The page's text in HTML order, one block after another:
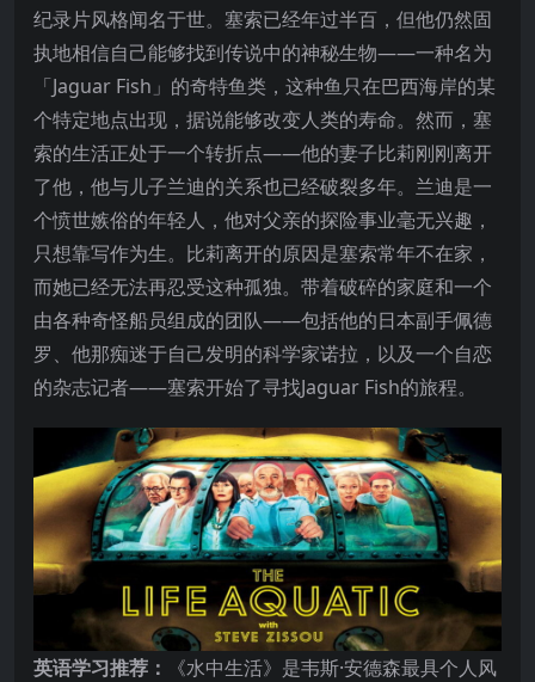
纪录片风格闻名于世。塞索已经年过半百，但他仍然固
执地相信自己能够找到传说中的神秘生物——一种名为
「Jaguar Fish」的奇特鱼类，这种鱼只在巴西海岸的某
个特定地点出现，据说能够改变人类的寿命。然而，塞
索的生活正处于一个转折点——他的妻子比莉刚刚离开
了他，他与儿子兰迪的关系也已经破裂多年。兰迪是一
个愤世嫉俗的年轻人，他对父亲的探险事业毫无兴趣，
只想靠写作为生。比莉离开的原因是塞索常年不在家，
而她已经无法再忍受这种孤独。带着破碎的家庭和一个
由各种奇怪船员组成的团队——包括他的日本副手佩德
罗、他那痴迷于自己发明的科学家诺拉，以及一个自恋
的杂志记者——塞索开始了寻找Jaguar Fish的旅程。
英语学习推荐：
《水中生活》是韦斯·安德森最具个人风